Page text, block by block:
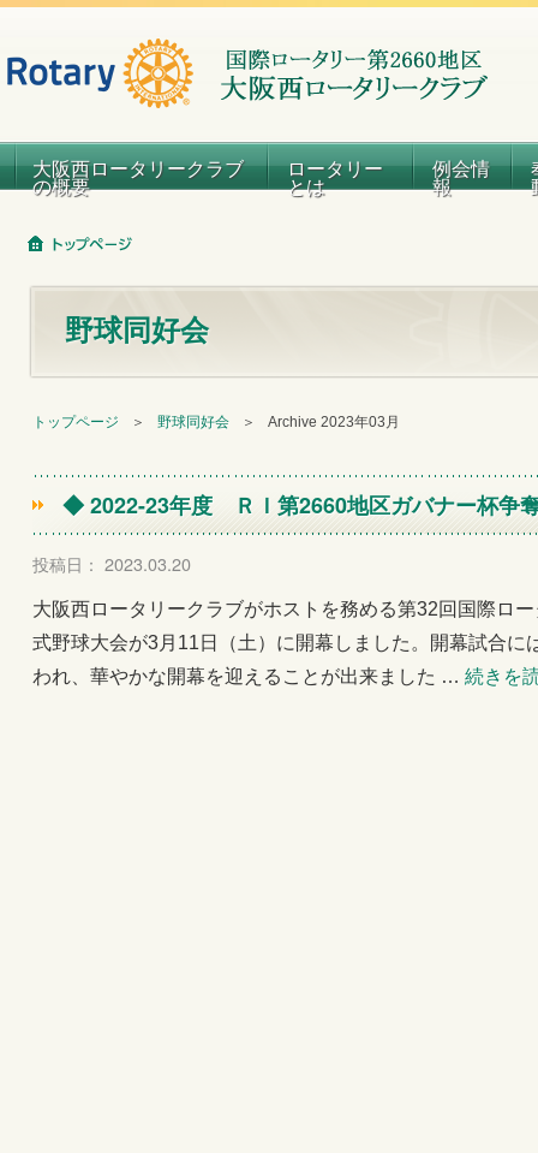
大阪西ロータリークラブ
の概要
ロータリー
とは
例会情
報
野球同好会
トップページ ＞ 野球同好会 ＞ Archive 2023年03月
◆ 2022-23年度 ＲＩ第2660地区ガバナー杯争
投稿日： 2023.03.20
大阪西ロータリークラブがホストを務める第32回国際ロ
式野球大会が3月11日（土）に開幕しました。開幕試合に
われ、華やかな開幕を迎えることが出来ました … 続きを